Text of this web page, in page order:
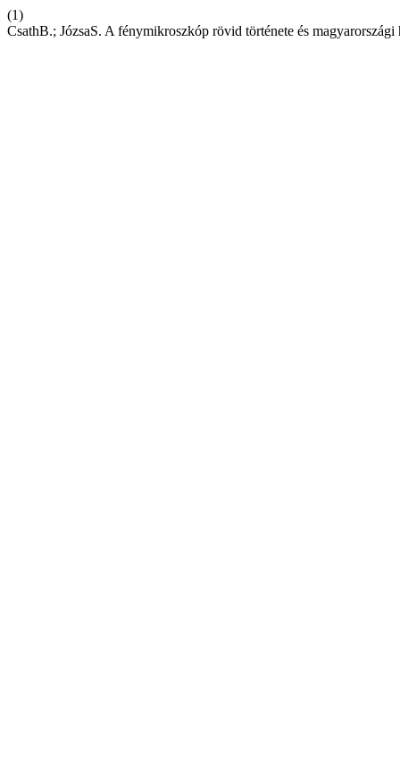
(1)
CsathB.; JózsaS. A fénymikroszkóp rövid története és